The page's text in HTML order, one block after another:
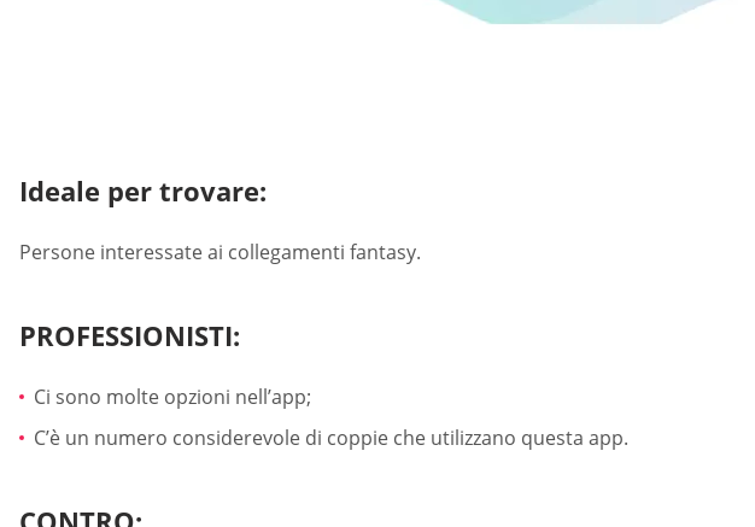
Ideale per trovare:
Persone interessate ai collegamenti fantasy.
PROFESSIONISTI:
Ci sono molte opzioni nell’app;
C’è un numero considerevole di coppie che utilizzano questa app.